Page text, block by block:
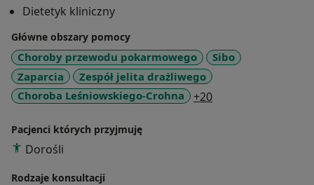
Dietetyk kliniczny
Główne obszary pomocy
Choroby przewodu pokarmowego
Sibo
Zaparcia
Zespół jelita drażliwego
Choroba Leśniowskiego-Crohna
+20
Pacjenci których przyjmuję
Dorośli
Rodzaje konsultacji